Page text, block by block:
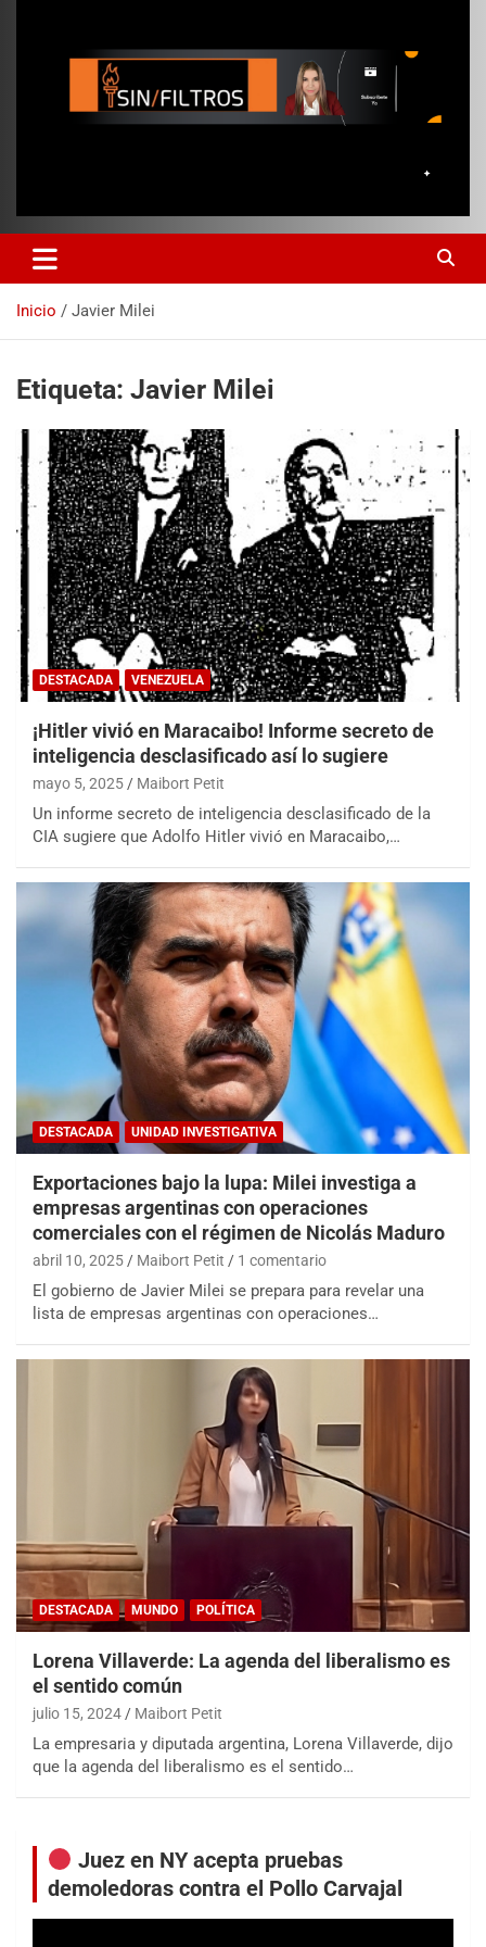
Inicio Javier Milei
Etiqueta: Javier Milei
DESTACADA VENEZUELA
¡Hitler vivió en Maracaibo! Informe secreto de
inteligencia desclasificado así lo sugiere
mayo 5, 2025 Maibort Petit
Un informe secreto de inteligencia desclasificado de la
CIA sugiere que Adolfo Hitler vivió en Maracaibo,…
DESTACADA UNIDAD INVESTIGATIVA
Exportaciones bajo la lupa: Milei investiga a
empresas argentinas con operaciones
comerciales con el régimen de Nicolás Maduro
abril 10, 2025 Maibort Petit 1 comentario
El gobierno de Javier Milei se prepara para revelar una
lista de empresas argentinas con operaciones…
DESTACADA MUNDO POLÍTICA
Lorena Villaverde: La agenda del liberalismo es
el sentido común
julio 15, 2024 Maibort Petit
La empresaria y diputada argentina, Lorena Villaverde, dijo
que la agenda del liberalismo es el sentido…
Juez en NY acepta pruebas
demoledoras contra el Pollo Carvajal